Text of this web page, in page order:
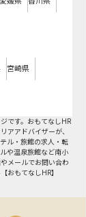
宮崎県
です。おもてなしHR
アアドバイザーが、
ル・旅館の求人・転
や温泉旅館など南小
メールでお問い合わ
おもてなしHR】